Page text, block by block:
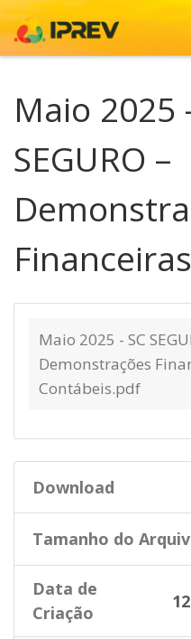
Skip to content
Maio 2025
SEGURO –
Maio 2025 - SC
Demonstrações
Contábeis.pdf
Download
Tamanho do
Data de
Criação